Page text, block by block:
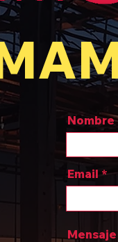
Nombre
Email
Mensaje